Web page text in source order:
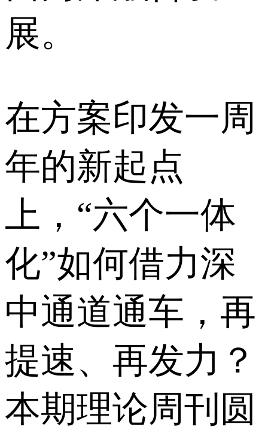
展。
在方案印发一周
年的新起点
上，“六个一体
化”如何借力深
中通道通车，再
提速、再发力？
本期理论周刊圆